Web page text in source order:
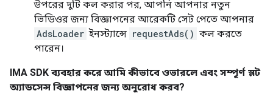
উপরের দুটি কল করার পর, আপনি আপনার নতুন
ভিডিওর জন্য বিজ্ঞাপনের আরেকটি সেট পেতে আপনার
AdsLoader ইনস্ট্যান্সে requestAds() কল করতে
পারেন।
IMA SDK ব্যবহার করে আমি কীভাবে ওভারলে এবং সম্পূর্ণ স্লট
অ্যাডসেন্স বিজ্ঞাপনের জন্য অনুরোধ করব?